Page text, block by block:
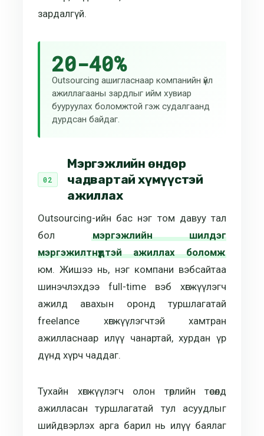
зардалгүй.
20-40%
Outsourcing ашигласнаар компанийн үйл
ажиллагааны зардлыг ийм хувиар
бууруулах боломжтой гэж судалгаанд
дурдсан байдаг.
Мэргэжлийн өндөр
чадвартай хүмүүстэй
ажиллах
Outsourcing-ийн бас нэг том давуу тал
бол мэргэжлийн шилдэг
мэргэжилтнүүдтэй ажиллах боломж
юм. Жишээ нь, нэг компани вэбсайтаа
шинэчлэхдээ full-time вэб хөгжүүлэгч
ажилд авахын оронд туршлагатай
freelance хөгжүүлэгчтэй хамтран
ажилласнаар илүү чанартай, хурдан үр
дүнд хүрч чаддаг.
Тухайн хөгжүүлэгч олон төрлийн төсөлд
ажилласан туршлагатай тул асуудлыг
шийдвэрлэх арга барил нь илүү баялаг